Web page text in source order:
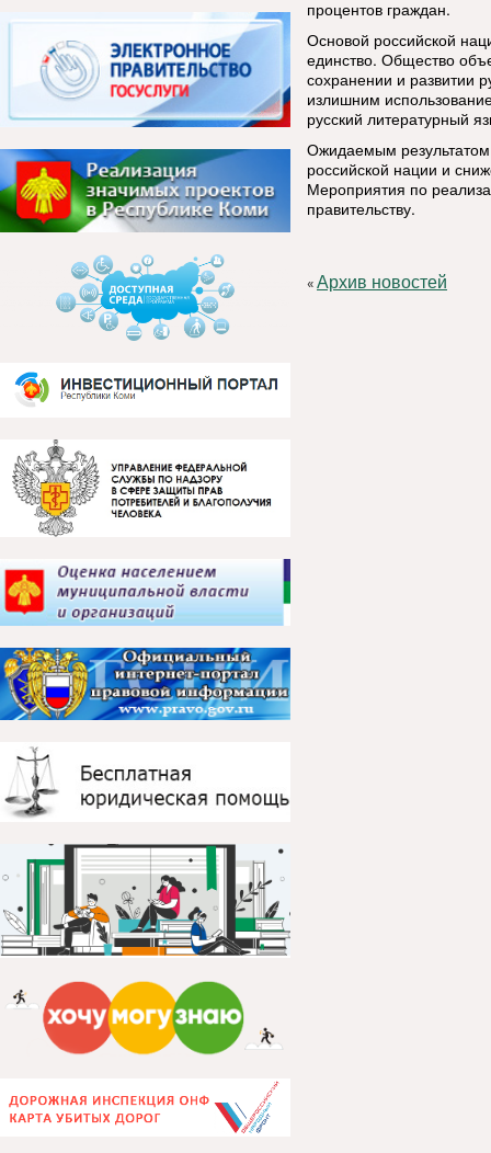
процентов граждан.
Основой российской
единство. Общество
сохранении и развитии
излишним
русский литературный
Ожидаемым результатом
российской нации и
Мероприятия по
правительству.
«Архив новостей